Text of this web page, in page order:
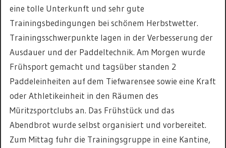
eine tolle Unterkunft und sehr gute
Trainingsbedingungen bei schönem Herbstwetter.
Trainingsschwerpunkte lagen in der Verbesserung der
Ausdauer und der Paddeltechnik. Am Morgen wurde
Frühsport gemacht und tagsüber standen 2
Paddeleinheiten auf dem Tiefwarensee sowie eine Kraft
oder Athletikeinheit in den Räumen des
Müritzsportclubs an. Das Frühstück und das
Abendbrot wurde selbst organisiert und vorbereitet.
Zum Mittag fuhr die Trainingsgruppe in eine Kantine,